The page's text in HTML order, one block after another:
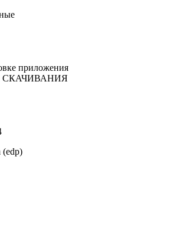
приложения
(edp)